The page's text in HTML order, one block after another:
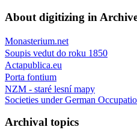
About digitizing in
Monasterium.net
Soupis vedut do roku 1850
Actapublica.eu
Porta fontium
NZM - staré lesní mapy
Societies under German
Archival topics